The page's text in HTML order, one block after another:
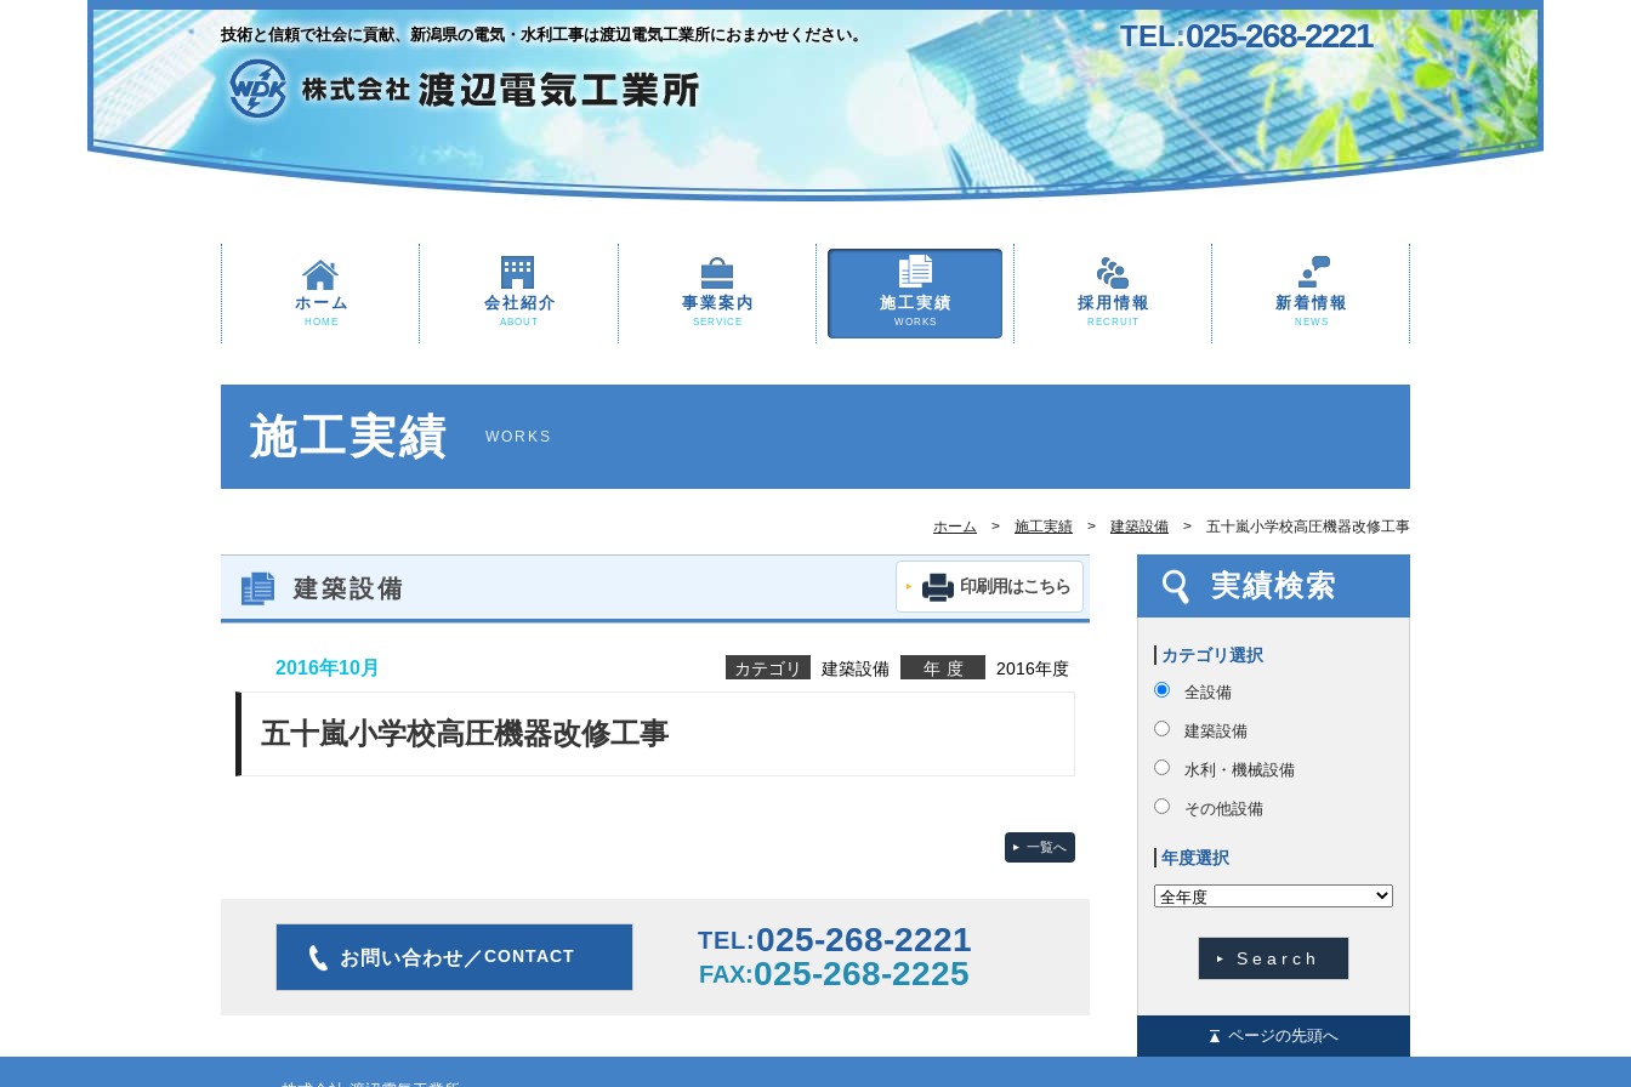
技術と信頼で社会に貢献、新潟県の電気・水利工事は渡辺電気工業所におまかせください。 TEL:025-268-2221
ホーム
HOME
会社紹介
ABOUT
事業案内
SERVICE
施工実績
WORKS
採用情報
RECRUIT
新着情報
NEWS
施工実績 WORKS
ホーム 施工実績 建築設備 五十嵐小学校高圧機器改修工事
建築設備 印刷用はこちら
2016年10月 カテゴリ 建築設備 年度 2016年度
五十嵐小学校高圧機器改修工事
一覧へ
お問い合わせ／CONTACT
TEL:025-268-2221
FAX:025-268-2225
実績検索
カテゴリ選択
全設備
建築設備
水利・機械設備
その他設備
年度選択
ページの先頭へ